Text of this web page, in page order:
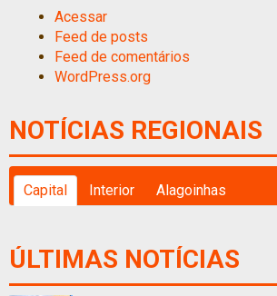
Acessar
Feed de posts
Feed de comentários
WordPress.org
NOTÍCIAS REGIONAIS
Capital Interior Alagoinhas
ÚLTIMAS NOTÍCIAS